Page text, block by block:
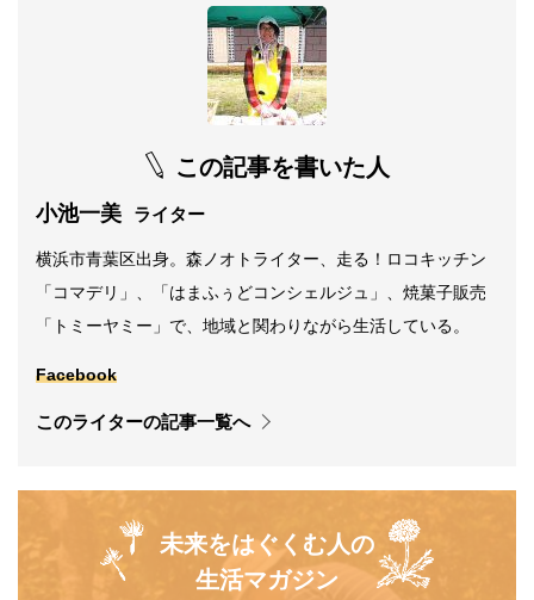
この記事を書いた人
小池一美 ライター
横浜市青葉区出身。森ノオトライター、走る！ロコキッチン
「コマデリ」、「はまふぅどコンシェルジュ」、焼菓子販売
「トミーヤミー」で、地域と関わりながら生活している。
Facebook
このライターの記事一覧へ
未来をはぐくむ人の
生活マガジン